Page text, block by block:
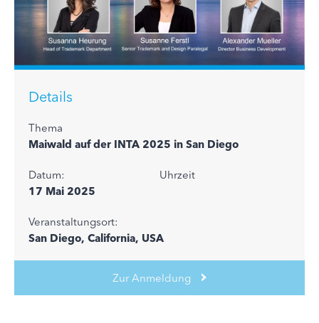
Details
Thema
Maiwald auf der INTA 2025 in San Diego
Datum:
17 Mai 2025
Uhrzeit
Veranstaltungsort:
San Diego, California, USA
Zur Anmeldung